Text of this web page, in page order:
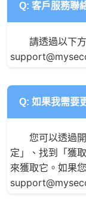
Q: 客戶服務聯
請透過以下
Q: 如果我需要
您可以透過
定」、找到「獲
來獲取它。如果